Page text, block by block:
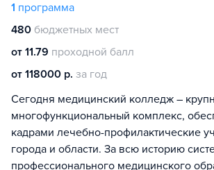
1 программа
480 бюджетных мест
от 11.79 проходной балл
от 118000 р. за год
Сегодня медицинский колледж –
многофункциональный комплекс,
кадрами лечебно-профилактические
города и области. За всю историю
профессионального медицинского